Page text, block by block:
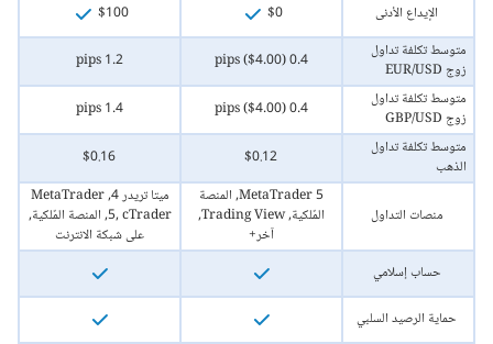
الإيداع الأدنى
$0
$100
متوسط تكلفة تداول
زوج EUR/USD
0.4 pips ($4.00)
1.2 pips
متوسط تكلفة تداول
زوج GBP/USD
0.4 pips ($4.00)
1.4 pips
متوسط تكلفة تداول
الذهب
$0.12
$0.16
منصات التداول
MetaTrader 5, المنصة
المٌلكية, Trading View,
آخر+
ميتا تريدر 4, MetaTrader
5, cTrader, المنصة المٌلكية,
على شبكة الانترنت
حساب إسلامي
حماية الرصيد السلبي